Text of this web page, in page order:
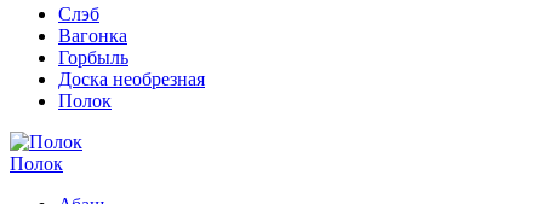
Слэб
Вагонка
Горбыль
Доска необрезная
Полок
Полок